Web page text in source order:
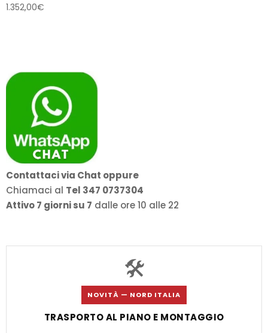
1.352,00€
Contattaci via Chat oppure
Chiamaci al Tel 347 0737304
Attivo 7 giorni su 7 dalle ore 10 alle 22
🛠️
NOVITÀ — NORD ITALIA
TRASPORTO AL PIANO E MONTAGGIO